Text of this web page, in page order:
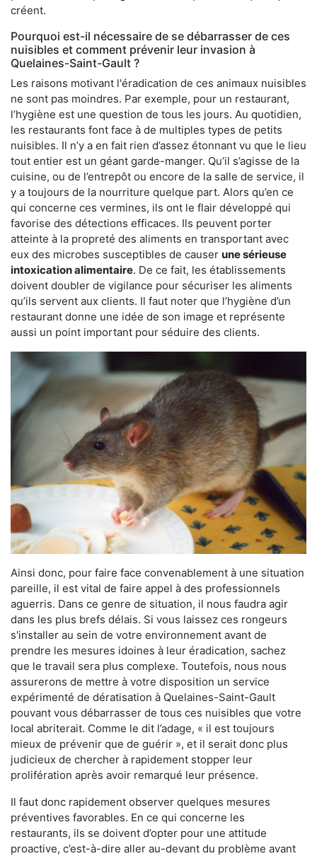
créent.
Pourquoi est-il nécessaire de se débarrasser de ces
nuisibles et comment prévenir leur invasion à
Quelaines-Saint-Gault ?
Les raisons motivant l'éradication de ces animaux nuisibles
ne sont pas moindres. Par exemple, pour un restaurant,
l’hygiène est une question de tous les jours. Au quotidien,
les restaurants font face à de multiples types de petits
nuisibles. Il n’y a en fait rien d’assez étonnant vu que le lieu
tout entier est un géant garde-manger. Qu’il s’agisse de la
cuisine, ou de l’entrepôt ou encore de la salle de service, il
y a toujours de la nourriture quelque part. Alors qu’en ce
qui concerne ces vermines, ils ont le flair développé qui
favorise des détections efficaces. Ils peuvent porter
atteinte à la propreté des aliments en transportant avec
eux des microbes susceptibles de causer une sérieuse
intoxication alimentaire. De ce fait, les établissements
doivent doubler de vigilance pour sécuriser les aliments
qu’ils servent aux clients. Il faut noter que l’hygiène d’un
restaurant donne une idée de son image et représente
aussi un point important pour séduire des clients.
Ainsi donc, pour faire face convenablement à une situation
pareille, il est vital de faire appel à des professionnels
aguerris. Dans ce genre de situation, il nous faudra agir
dans les plus brefs délais. Si vous laissez ces rongeurs
s'installer au sein de votre environnement avant de
prendre les mesures idoines à leur éradication, sachez
que le travail sera plus complexe. Toutefois, nous nous
assurerons de mettre à votre disposition un service
expérimenté de dératisation à Quelaines-Saint-Gault
pouvant vous débarrasser de tous ces nuisibles que votre
local abriterait. Comme le dit l’adage, « il est toujours
mieux de prévenir que de guérir », et il serait donc plus
judicieux de chercher à rapidement stopper leur
prolifération après avoir remarqué leur présence.
Il faut donc rapidement observer quelques mesures
préventives favorables. En ce qui concerne les
restaurants, ils se doivent d’opter pour une attitude
proactive, c’est-à-dire aller au-devant du problème avant